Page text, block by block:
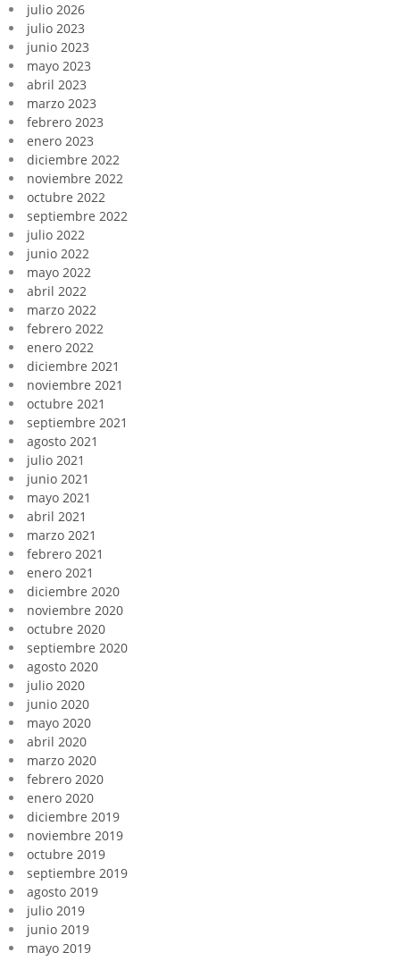
julio 2026
julio 2023
junio 2023
mayo 2023
abril 2023
marzo 2023
febrero 2023
enero 2023
diciembre 2022
noviembre 2022
octubre 2022
septiembre 2022
julio 2022
junio 2022
mayo 2022
abril 2022
marzo 2022
febrero 2022
enero 2022
diciembre 2021
noviembre 2021
octubre 2021
septiembre 2021
agosto 2021
julio 2021
junio 2021
mayo 2021
abril 2021
marzo 2021
febrero 2021
enero 2021
diciembre 2020
noviembre 2020
octubre 2020
septiembre 2020
agosto 2020
julio 2020
junio 2020
mayo 2020
abril 2020
marzo 2020
febrero 2020
enero 2020
diciembre 2019
noviembre 2019
octubre 2019
septiembre 2019
agosto 2019
julio 2019
junio 2019
mayo 2019